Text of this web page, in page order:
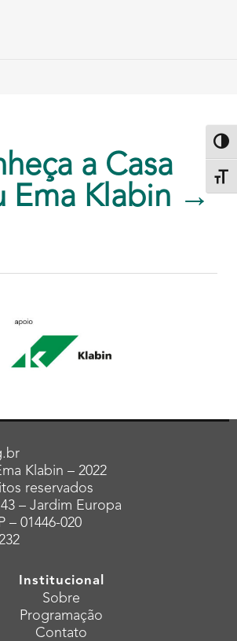
a Casa
Ema Klabin →
Klabin – 2022
reservados
– Jardim Europa
– 01446-020
Institucional
Sobre
Programação
Contato